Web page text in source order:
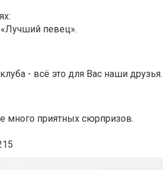
певец».
- всё это для Вас наши друзья.
много приятных сюрпризов.